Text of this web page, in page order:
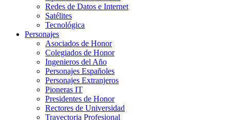
Redes de Datos e Internet
Satélites
Tecnológica
Personajes
Asociados de Honor
Colegiados de Honor
Ingenieros del Año
Personajes Españoles
Personajes Extranjeros
Pioneras IT
Presidentes de Honor
Rectores de Universidad
Trayectoria Profesional